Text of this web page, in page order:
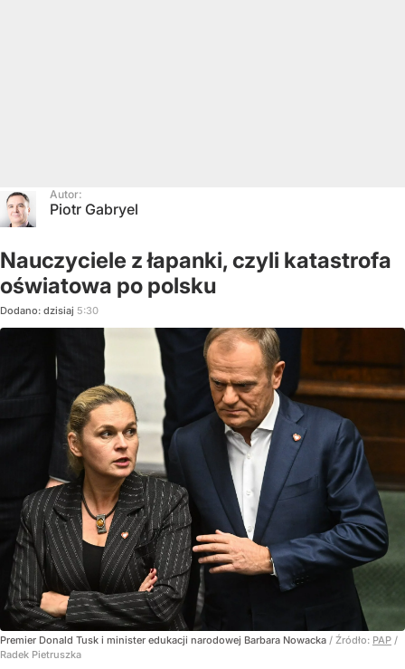
Autor:
Piotr Gabryel
Nauczyciele z łapanki, czyli katastrofa
oświatowa po polsku
Dodano: dzisiaj 5:30
Premier Donald Tusk i minister edukacji narodowej Barbara Nowacka / Źródło: PAP /
Radek Pietruszka